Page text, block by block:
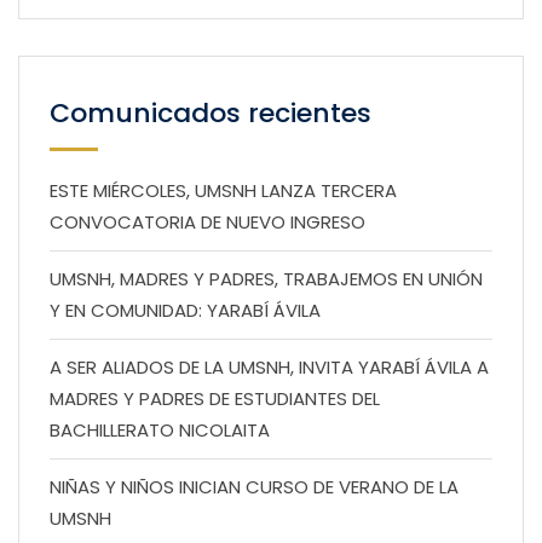
Comunicados recientes
ESTE MIÉRCOLES, UMSNH LANZA TERCERA
CONVOCATORIA DE NUEVO INGRESO
UMSNH, MADRES Y PADRES, TRABAJEMOS EN UNIÓN
Y EN COMUNIDAD: YARABÍ ÁVILA
A SER ALIADOS DE LA UMSNH, INVITA YARABÍ ÁVILA A
MADRES Y PADRES DE ESTUDIANTES DEL
BACHILLERATO NICOLAITA
NIÑAS Y NIÑOS INICIAN CURSO DE VERANO DE LA
UMSNH